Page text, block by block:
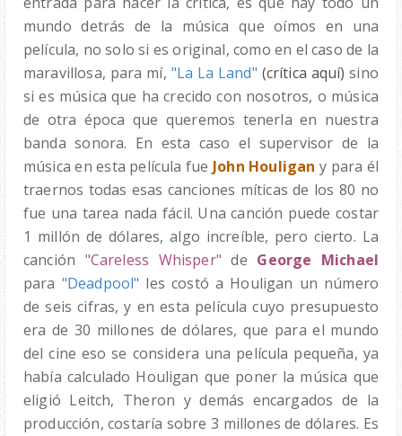
mundo detrás de la música que oímos en una
película, no solo si es original, como en el caso de la
maravillosa, para mí, "La La Land" (crítica aquí) sino
si es música que ha crecido con nosotros, o música
de otra época que queremos tenerla en nuestra
banda sonora. En esta caso el supervisor de la
música en esta película fue John Houligan y para él
traernos todas esas canciones míticas de los 80 no
fue una tarea nada fácil. Una canción puede costar
1 millón de dólares, algo increíble, pero cierto. La
canción "Careless Whisper" de George Michael
para "Deadpool" les costó a Houligan un número
de seis cifras, y en esta película cuyo presupuesto
era de 30 millones de dólares, que para el mundo
del cine eso se considera una película pequeña, ya
había calculado Houligan que poner la música que
eligió Leitch, Theron y demás encargados de la
producción, costaría sobre 3 millones de dólares. Es